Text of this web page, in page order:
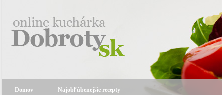
Domov Najobľúbenejšie recepty